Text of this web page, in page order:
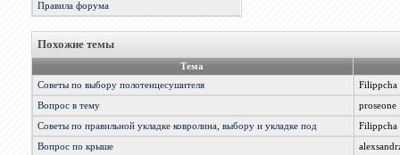
Правила форума
Похожие темы
Тема
Советы по выбору полотенцесушителя
Filippcha
Вопрос в тему proseone
Советы по правильной укладке ковролина, выбору и укладке под Filippcha
Вопрос по крыше